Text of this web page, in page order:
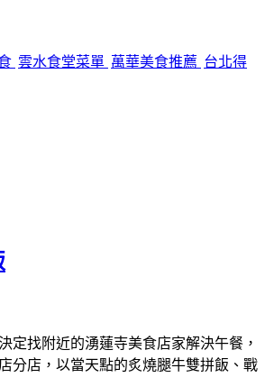
雲水食堂菜單 萬華美食推薦 台北得
定找附近的湧蓮寺美食店家解決午餐，
分店，以當天點的炙燒腿牛雙拼飯、戰